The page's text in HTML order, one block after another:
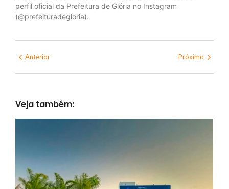
perfil oficial da Prefeitura de Glória no Instagram
(@prefeituradegloria).
Anterior Próximo
Veja também: